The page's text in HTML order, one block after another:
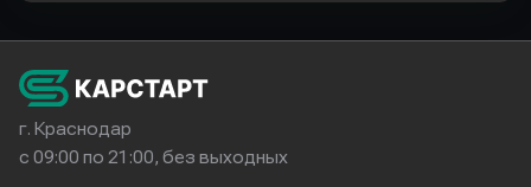
г. Краснодар
с 09:00 по 21:00, без выходных